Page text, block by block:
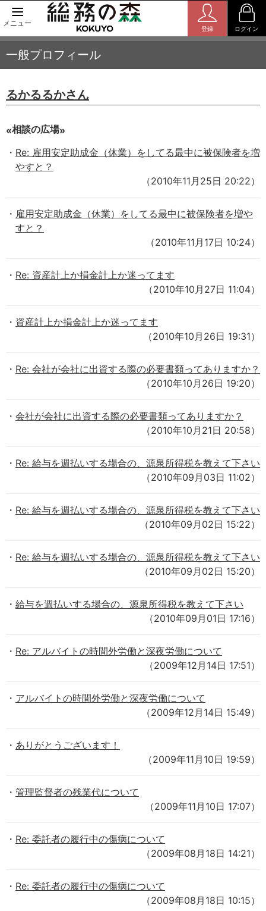
メニュー
登録 ログイン
一般プロフィール
るかるるかさん
相談の広場
Re: 雇用安定助成金（休業）をしてる最中に被保険者を増
やすと？
（2010年11月25日 20:22）
雇用安定助成金（休業）をしてる最中に被保険者を増や
すと？
（2010年11月17日 10:24）
Re: 資産計上か損金計上か迷ってます
（2010年10月27日 11:04）
資産計上か損金計上か迷ってます
（2010年10月26日 19:31）
Re: 会社が会社に出資する際の必要書類ってありますか？
（2010年10月26日 19:20）
会社が会社に出資する際の必要書類ってありますか？
（2010年10月21日 20:58）
Re: 給与を週払いする場合の、源泉所得税を教えて下さい
（2010年09月03日 11:02）
Re: 給与を週払いする場合の、源泉所得税を教えて下さい
（2010年09月02日 15:22）
Re: 給与を週払いする場合の、源泉所得税を教えて下さい
（2010年09月02日 15:20）
給与を週払いする場合の、源泉所得税を教えて下さい
（2010年09月01日 17:16）
Re: アルバイトの時間外労働と深夜労働について
（2009年12月14日 17:51）
アルバイトの時間外労働と深夜労働について
（2009年12月14日 15:49）
ありがとうございます！
（2009年11月10日 19:59）
管理監督者の残業代について
（2009年11月10日 17:07）
Re: 委託者の履行中の傷病について
（2009年08月18日 14:21）
Re: 委託者の履行中の傷病について
（2009年08月18日 10:15）